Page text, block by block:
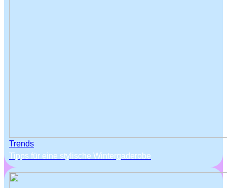
Trends
Tipps für eine stylische Wintergaderobe